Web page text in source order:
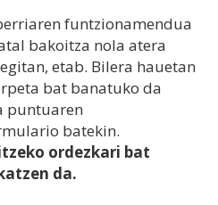
funtzionamendua
bakoitza nola atera
etab. Bilera hauetan
bat banatuko da
puntuaren
batekin.
ordezkari bat
da.